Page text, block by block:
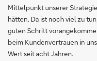
Mittelpunkt unserer
hätten. Da ist noch viel zu
guten Schritt
beim Kundenvertrauen in
Wert seit acht Jahren.